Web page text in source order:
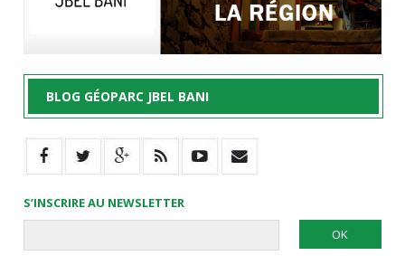
BLOG GÉOPARC JBEL BANI
S’INSCRIRE AU NEWSLETTER